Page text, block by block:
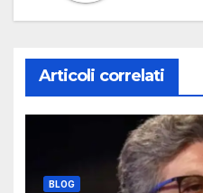
Articoli correlati
BLOG